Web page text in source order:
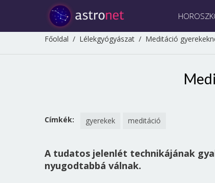
Főoldal / Lélekgyógyászat / Meditáció
Címkék: gyerekek meditáció
A tudatos jelenlét technikájának
nyugodtabbá válnak.